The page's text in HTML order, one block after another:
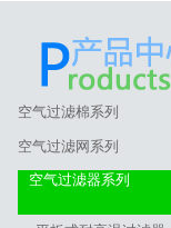
空气过滤棉系列
空气过滤网系列
空气过滤器系列